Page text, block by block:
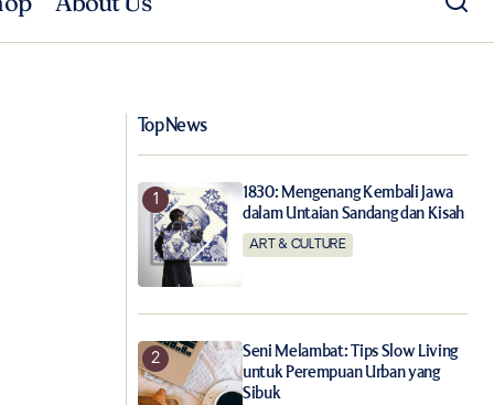
Top News
1830: Mengenang Kembali Jawa
dalam Untaian Sandang dan Kisah
ART & CULTURE
Seni Melambat: Tips Slow Living
untuk Perempuan Urban yang
Sibuk